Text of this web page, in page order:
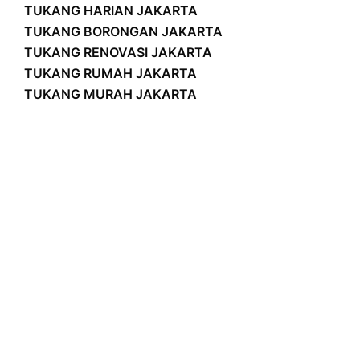
TUKANG HARIAN JAKARTA
TUKANG BORONGAN JAKARTA
TUKANG RENOVASI JAKARTA
TUKANG RUMAH JAKARTA
TUKANG MURAH JAKARTA